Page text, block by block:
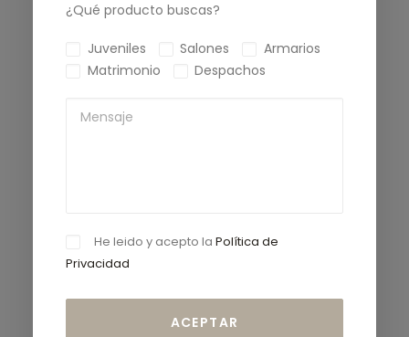
¿Qué producto buscas?
Juveniles Salones
Armarios
Matrimonio
Despachos
He leido y acepto laPolítica de
Privacidad